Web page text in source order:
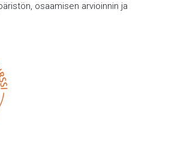
osaamisen arvioinnin ja